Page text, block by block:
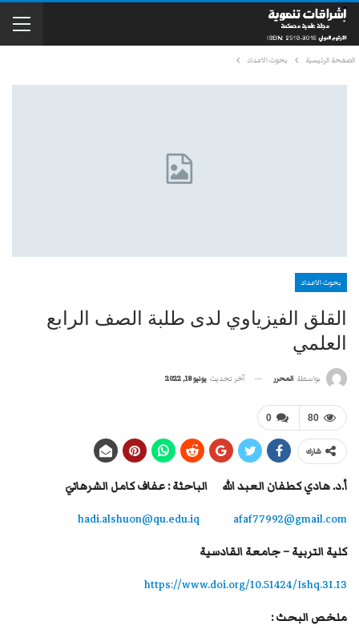
الصفحة الرئيسية بحوث الاعداد
بحوث الاعداد
القلق الفيزياوي لدى طلبة الصف الرابع
العلمي
بواسطة المحرر آخر تحديث يونيو 18, 2022
0 80
شارك
أ.د.هادي كطفان العبد الله الباحثة :عفاف كامل الشرهانيَ
hadi.alshuon@qu.edu.iq
afaf77992@gmail.com
كلية التربية – جامعة القادسية
https://www.doi.org/10.51424/Ishq.31.13
ملخص البحث :